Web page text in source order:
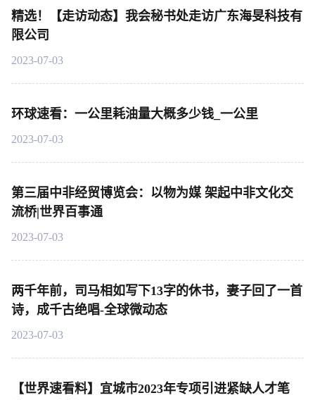
精选！【走访动态】我会秘书处走访广东海旻科技有
限公司
2023-07-03
环球速看：一公里耗油量大概多少钱_一公里
2023-07-03
第三届中非经贸博览会：以物为媒 架起中非文化交
流桥|世界百事通
2023-07-03
两千年前，司马相如写下13字的休书，妻子回了一首
诗，成千古绝唱-全球微动态
2023-07-03
【世界速看料】宜城市2023年专项引进紧缺人才笔